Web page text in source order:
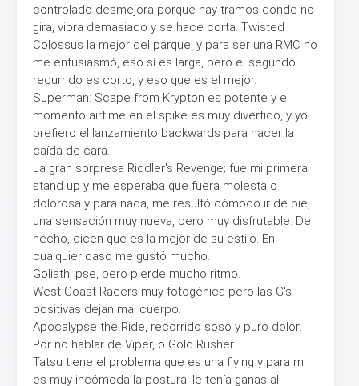
controlado desmejora porque hay tramos donde no
gira, vibra demasiado y se hace corta. Twisted
Colossus la mejor del parque, y para ser una RMC no
me entusiasmó, eso sí es larga, pero el segundo
recurrido es corto, y eso que es el mejor.
Superman: Scape from Krypton es potente y el
momento airtime en el spike es muy divertido, y yo
prefiero el lanzamiento backwards para hacer la
caída de cara.
La gran sorpresa Riddler's Revenge; fue mi primera
stand up y me esperaba que fuera molesta o
dolorosa y para nada, me resultó cómodo ir de pie,
una sensación muy nueva, pero muy disfrutable. De
hecho, dicen que es la mejor de su estilo. En
cualquier caso me gustó mucho.
Goliath, pse, pero pierde mucho ritmo.
West Coast Racers muy fotogénica pero las G's
positivas dejan mal cuerpo.
Apocalypse the Ride, recorrido soso y puro dolor.
Por no hablar de Viper, o Gold Rusher.
Tatsu tiene el problema que es una flying y para mi
es muy incómoda la postura; le tenía ganas al